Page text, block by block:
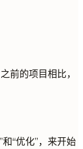
前的项目相比，
“优化”，来开始